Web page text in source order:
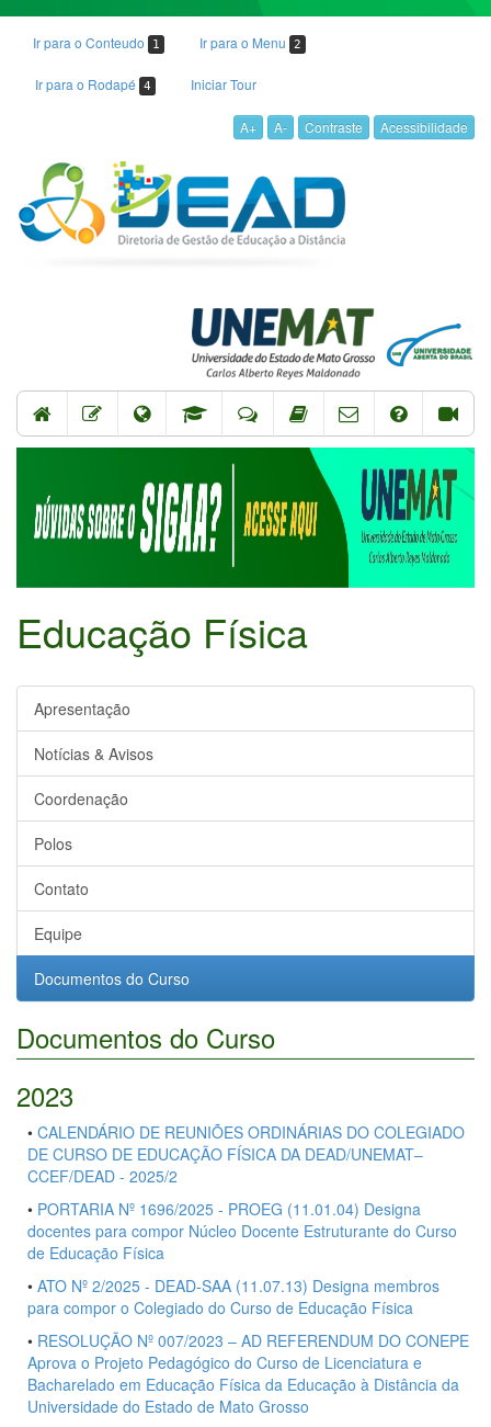
Ir para o Conteudo 1 Ir para o Menu 2
Ir para o Rodapé 4 Iniciar Tour
A+ A- Contraste Acessibilidade
Educação Física
Apresentação
Notícias & Avisos
Coordenação
Polos
Contato
Equipe
Documentos do Curso
Documentos do Curso
2023
• CALENDÁRIO DE REUNIÕES ORDINÁRIAS DO COLEGIADO
DE CURSO DE EDUCAÇÃO FÍSICA DA DEAD/UNEMAT–
CCEF/DEAD - 2025/2
• PORTARIA Nº 1696/2025 - PROEG (11.01.04) Designa
docentes para compor Núcleo Docente Estruturante do Curso
de Educação Física
• ATO Nº 2/2025 - DEAD-SAA (11.07.13) Designa membros
para compor o Colegiado do Curso de Educação Física
• RESOLUÇÃO Nº 007/2023 – AD REFERENDUM DO CONEPE
Aprova o Projeto Pedagógico do Curso de Licenciatura e
Bacharelado em Educação Física da Educação à Distância da
Universidade do Estado de Mato Grosso